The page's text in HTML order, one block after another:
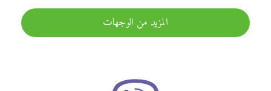
المزيد من الوجهات